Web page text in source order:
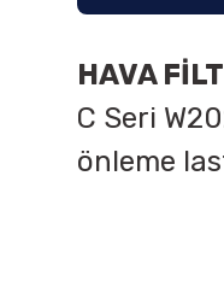
HAVA
C Seri
önleme